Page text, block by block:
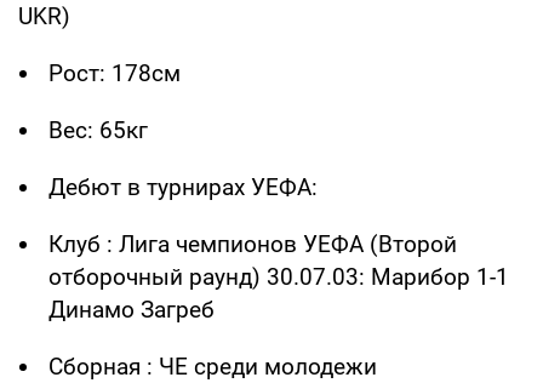
UKR)
Рост: 178см
Вес: 65кг
Дебют в турнирах УЕФА:
Клуб : Лига чемпионов УЕФА (Второй
отборочный раунд) 30.07.03: Марибор 1-1
Динамо Загреб
Сборная : ЧЕ среди молодежи